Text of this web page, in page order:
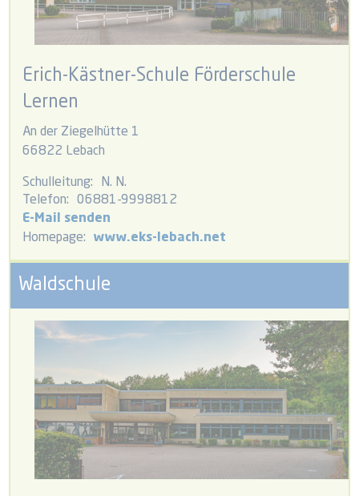
Erich-Kästner-Schule Förderschule
Lernen
An der Ziegelhütte 1
66822 Lebach
Schulleitung:
N. N.
Telefon:
06881-9998812
E-Mail senden
Homepage:
www.eks-lebach.net
Waldschule